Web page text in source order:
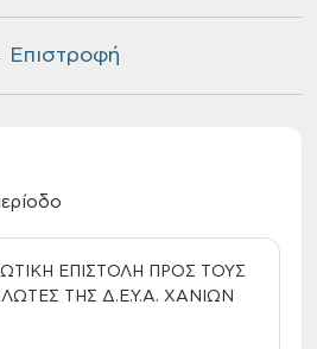
Επιστροφή
ΕΠΙΣΤΟΛΗ ΠΡΟΣ ΤΟΥΣ
ΤΗΣ Δ.Ε.Υ.Α. ΧΑΝΙΩΝ